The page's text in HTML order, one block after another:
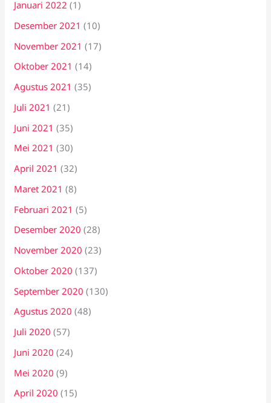
Januari 2022 (1)
Desember 2021 (10)
November 2021 (17)
Oktober 2021 (14)
Agustus 2021 (35)
Juli 2021 (21)
Juni 2021 (35)
Mei 2021 (30)
April 2021 (32)
Maret 2021 (8)
Februari 2021 (5)
Desember 2020 (28)
November 2020 (23)
Oktober 2020 (137)
September 2020 (130)
Agustus 2020 (48)
Juli 2020 (57)
Juni 2020 (24)
Mei 2020 (9)
April 2020 (15)